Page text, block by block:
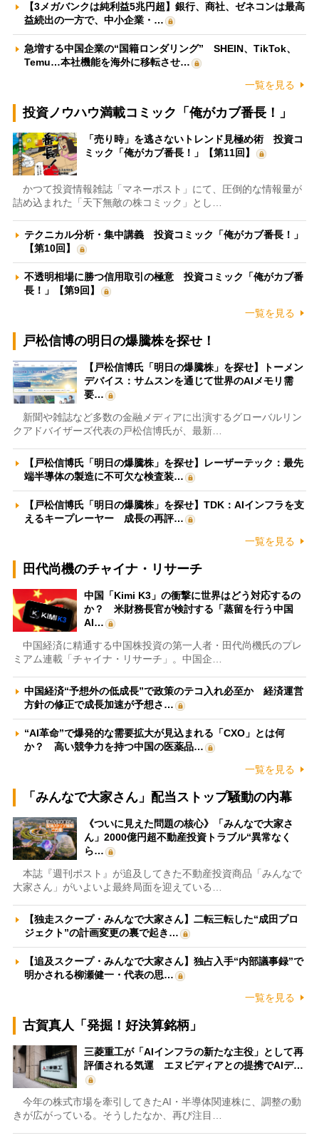
【3メガバンクは純利益5兆円超】銀行、商社、ゼネコンは最高
益続出の一方で、中小企業・…
急増する中国企業の“国籍ロンダリング” SHEIN、TikTok、
Temu…本社機能を海外に移転させ…
一覧を見る
投資ノウハウ満載コミック「俺がカブ番長！」
「売り時」を逃さないトレンド見極め術 投資コ
ミック「俺がカブ番長！」【第11回】
かつて投資情報雑誌「マネーポスト」にて、圧倒的な情報量が
詰め込まれた「天下無敵の株コミック」とし…
テクニカル分析・集中講義 投資コミック「俺がカブ番長！」
【第10回】
不透明相場に勝つ信用取引の極意 投資コミック「俺がカブ番
長！」【第9回】
一覧を見る
戸松信博の明日の爆騰株を探せ！
【戸松信博氏「明日の爆騰株」を探せ】トーメン
デバイス：サムスンを通じて世界のAIメモリ需
要…
新聞や雑誌など多数の金融メディアに出演するグローバルリン
クアドバイザーズ代表の戸松信博氏が、最新…
【戸松信博氏「明日の爆騰株」を探せ】レーザーテック：最先
端半導体の製造に不可欠な検査装…
【戸松信博氏「明日の爆騰株」を探せ】TDK：AIインフラを支
えるキープレーヤー 成長の再評…
一覧を見る
田代尚機のチャイナ・リサーチ
中国「Kimi K3」の衝撃に世界はどう対応するの
か？ 米財務長官が検討する「蒸留を行う中国
AI…
中国経済に精通する中国株投資の第一人者・田代尚機氏のプレ
ミアム連載「チャイナ・リサーチ」。中国企…
中国経済“予想外の低成長”で政策のテコ入れ必至か 経済運営
方針の修正で成長加速が予想さ…
“AI革命”で爆発的な需要拡大が見込まれる「CXO」とは何
か？ 高い競争力を持つ中国の医薬品…
一覧を見る
「みんなで大家さん」配当ストップ騒動の内幕
《ついに見えた問題の核心》「みんなで大家さ
ん」2000億円超不動産投資トラブル“異常なく
ら…
本誌『週刊ポスト』が追及してきた不動産投資商品「みんなで
大家さん」がいよいよ最終局面を迎えている…
【独走スクープ・みんなで大家さん】二転三転した“成田プロ
ジェクト”の計画変更の裏で起き…
【追及スクープ・みんなで大家さん】独占入手“内部議事録”で
明かされる柳瀬健一・代表の思…
一覧を見る
古賀真人「発掘！好決算銘柄」
三菱重工が「AIインフラの新たな主役」として再
評価される気運 エヌビディアとの提携でAIデ…
今年の株式市場を牽引してきたAI・半導体関連株に、調整の動
きが広がっている。そうしたなか、再び注目…